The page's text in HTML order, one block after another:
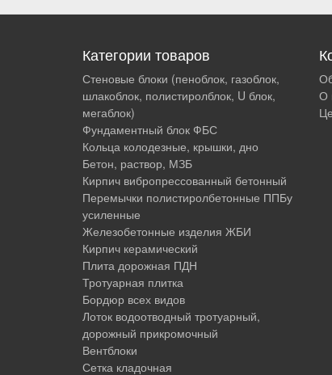
Категории товаров
Стеновые блоки (пеноблок, газоблок,
шлакоблок, полистиролблок, U блок,
мегаблок)
Фундаментный блок ФБС
Кольца колодезные, крышки, дно
Бетон, раствор, МЗБ
Кирпич вибропрессованный бетонный
Перемычки полистиролбетонные ППБу
усиленные
Железобетонные изделия ЖБИ
Кирпич керамический
Плита дорожная ПДН
Тротуарная плитка
Бордюр всех видов
Лоток водоотводный тротуарный,
дорожный прикромочный
Вентблоки
Сетка кладочная
О